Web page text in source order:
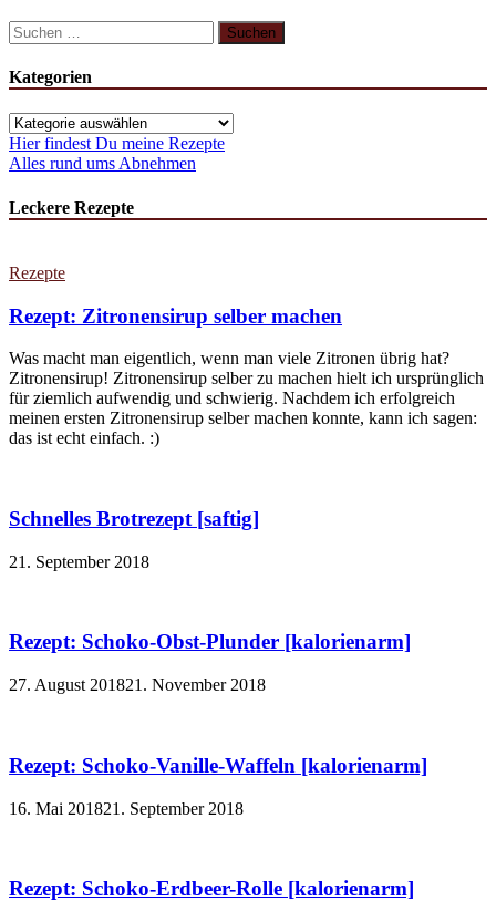
Kategorien
Hier findest Du meine Rezepte
Alles rund ums Abnehmen
Leckere Rezepte
Rezepte
Rezept: Zitronensirup selber machen
Was macht man eigentlich, wenn man viele Zitronen übrig hat?
Zitronensirup! Zitronensirup selber zu machen hielt ich ursprünglich
für ziemlich aufwendig und schwierig. Nachdem ich erfolgreich
meinen ersten Zitronensirup selber machen konnte, kann ich sagen:
das ist echt einfach. :)
Schnelles Brotrezept [saftig]
21. September 2018
Rezept: Schoko-Obst-Plunder [kalorienarm]
27. August 201821. November 2018
Rezept: Schoko-Vanille-Waffeln [kalorienarm]
16. Mai 201821. September 2018
Rezept: Schoko-Erdbeer-Rolle [kalorienarm]